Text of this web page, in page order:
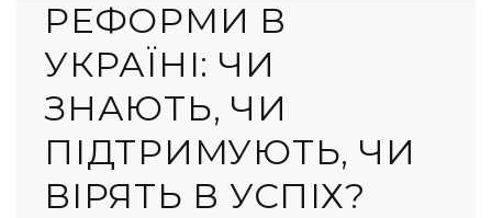
РЕФОРМИ В
УКРАЇНІ: ЧИ
ЗНАЮТЬ, ЧИ
ПІДТРИМУЮТЬ, ЧИ
ВІРЯТЬ В УСПІХ?